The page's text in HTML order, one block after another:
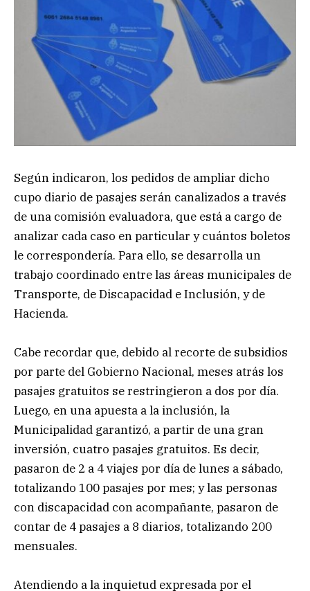
Según indicaron, los pedidos de ampliar dicho
cupo diario de pasajes serán canalizados a través
de una comisión evaluadora, que está a cargo de
analizar cada caso en particular y cuántos boletos
le correspondería. Para ello, se desarrolla un
trabajo coordinado entre las áreas municipales de
Transporte, de Discapacidad e Inclusión, y de
Hacienda.
Cabe recordar que, debido al recorte de subsidios
por parte del Gobierno Nacional, meses atrás los
pasajes gratuitos se restringieron a dos por día.
Luego, en una apuesta a la inclusión, la
Municipalidad garantizó, a partir de una gran
inversión, cuatro pasajes gratuitos. Es decir,
pasaron de 2 a 4 viajes por día de lunes a sábado,
totalizando 100 pasajes por mes; y las personas
con discapacidad con acompañante, pasaron de
contar de 4 pasajes a 8 diarios, totalizando 200
mensuales.
Atendiendo a la inquietud expresada por el